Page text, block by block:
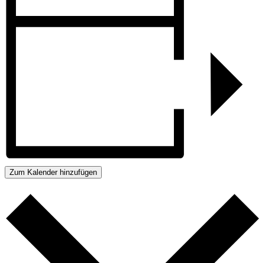
Zum Kalender hinzufügen